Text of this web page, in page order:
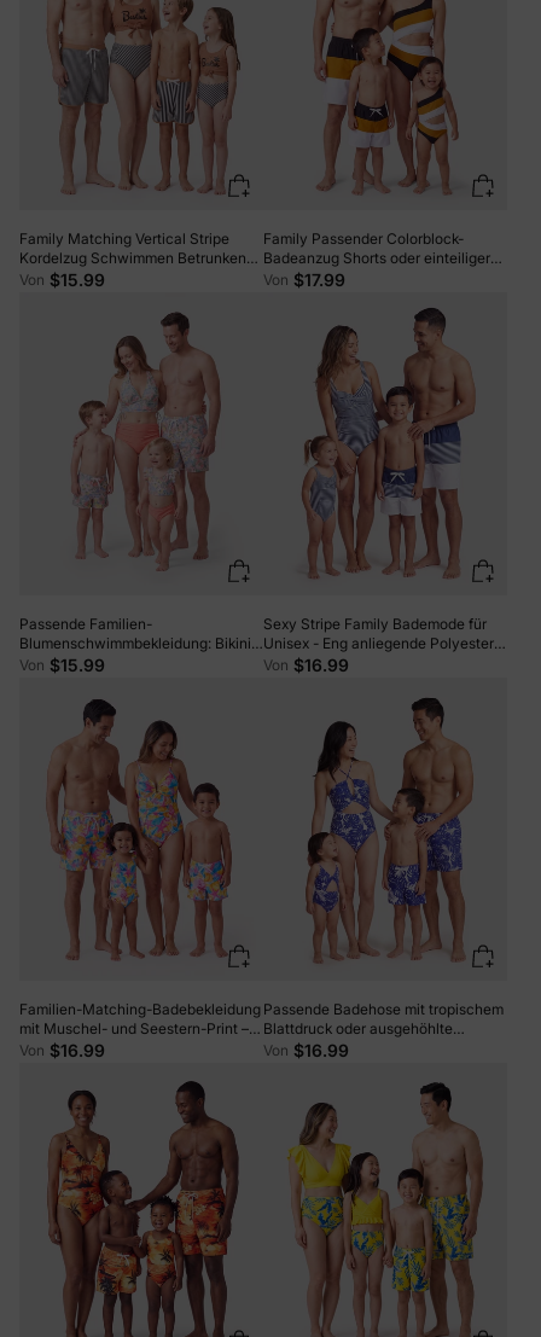
Family Matching Vertical Stripe
Kordelzug Schwimmen Betrunkene
oder Besties Bedruckter Crop Tank
Von $15.99
Family Passender Colorblock-
Badeanzug Shorts oder einteiliger
Badeanzug mit ausgeschnittener
Von $17.99
Passende Familien-
Blumenschwimmbekleidung: Bikini-
Set für Mama & Tochter, Floral
Strandoutfits für Urlaub & Pooltage,
Mehrfarbig
Von $15.99
Sexy Stripe Family Bademode für
Unisex - Eng anliegende Polyester
Spandex passende Outfits
Von $16.99
Familien-Matching-Badebekleidung
mit Muschel- und Seestern-Print –
geraffter Einteiler & Badehosen-Set
Von $16.99
Passende Badehose mit tropischem
Blattdruck oder ausgehöhlte
einteilige Badeanzüge mit
Von $16.99